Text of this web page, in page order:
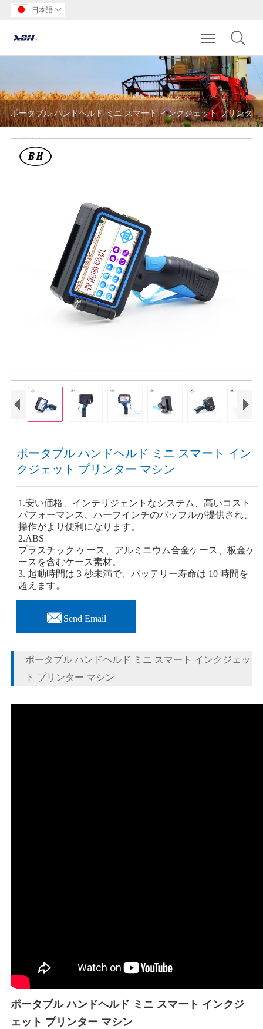
日本語 
Toggle
ポータブル ハンドヘルド ミニ スマート インクジェット プリンタ
ー マシン
ポータブル ハンドヘルド ミニ スマート イン
クジェット プリンター マシン
1.安い価格、インテリジェントなシステム、高いコスト
パフォーマンス、ハーフインチのバッフルが提供され、
操作がより便利になります。
2.ABS
プラスチック ケース、アルミニウム合金ケース、板金ケ
ースを含むケース素材。
3. 起動時間は 3 秒未満で、バッテリー寿命は 10 時間を
超えます。
Send Email
ポータブル ハンドヘルド ミニ スマート インクジェッ
ト プリンター マシン
ポータブル ハンドヘルド ミニ スマート インクジ
ェット プリンター マシン